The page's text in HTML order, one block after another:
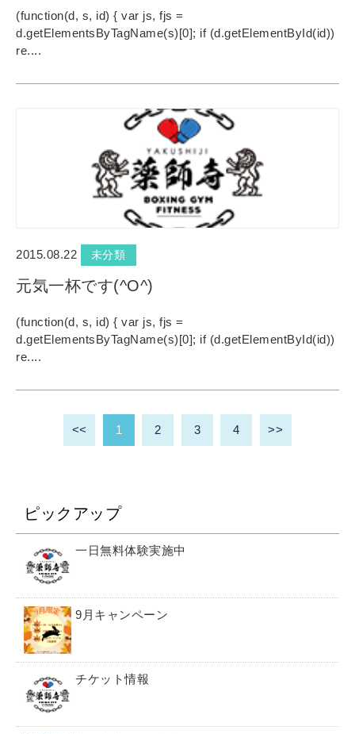
(function(d, s, id) { var js, fjs =
d.getElementsByTagName(s)[0]; if (d.getElementById(id))
re....
2015.08.22 未分類
元気一杯です(^O^)
(function(d, s, id) { var js, fjs =
d.getElementsByTagName(s)[0]; if (d.getElementById(id))
re....
<< 1 2 3 4 >>
ピックアップ
一日無料体験実施中
9月キャンペーン
チケット情報